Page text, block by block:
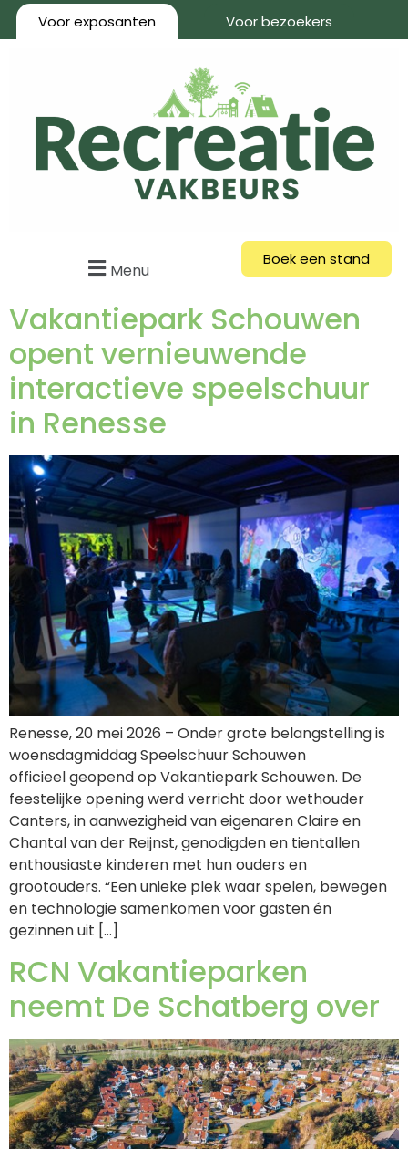
Voor exposanten Voor bezoekers
Menu
Boek een stand
Vakantiepark Schouwen
opent vernieuwende
interactieve speelschuur
in Renesse
Renesse, 20 mei 2026 – Onder grote belangstelling is
woensdagmiddag Speelschuur Schouwen
officieel geopend op Vakantiepark Schouwen. De
feestelijke opening werd verricht door wethouder
Canters, in aanwezigheid van eigenaren Claire en
Chantal van der Reijnst, genodigden en tientallen
enthousiaste kinderen met hun ouders en
grootouders. “Een unieke plek waar spelen, bewegen
en technologie samenkomen voor gasten én
gezinnen uit […]
RCN Vakantieparken
neemt De Schatberg over